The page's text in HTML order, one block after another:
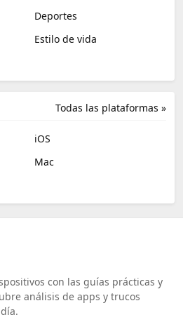
Deportes
Estilo de vida
Todas las plataformas »
iOS
Mac
con las guías prácticas y
análisis de apps y trucos